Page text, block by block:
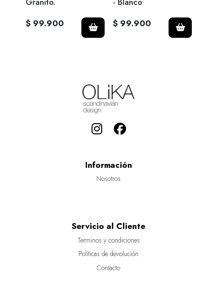
$ 99.900
$ 99.900
Información
Nosotros
Servicio al Cliente
Terminos y condiciones
Políticas de devolución
Contacto